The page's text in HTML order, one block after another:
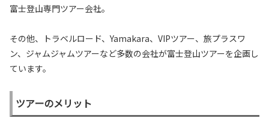
富士登山専門ツアー会社。
その他、トラベルロード、Yamakara、VIPツアー、旅プラスワ
ン、ジャムジャムツアーなど多数の会社が富士登山ツアーを企画し
ています。
ツアーのメリット